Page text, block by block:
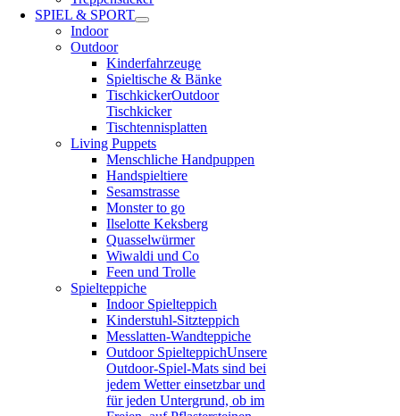
SPIEL & SPORT
Indoor
Outdoor
Kinderfahrzeuge
Spieltische & Bänke
TischkickerOutdoor
Tischkicker
Tischtennisplatten
Living Puppets
Menschliche Handpuppen
Handspieltiere
Sesamstrasse
Monster to go
Ilselotte Keksberg
Quasselwürmer
Wiwaldi und Co
Feen und Trolle
Spielteppiche
Indoor Spielteppich
Kinderstuhl-Sitzteppich
Messlatten-Wandteppiche
Outdoor SpielteppichUnsere
Outdoor-Spiel-Mats sind bei
jedem Wetter einsetzbar und
für jeden Untergrund, ob im